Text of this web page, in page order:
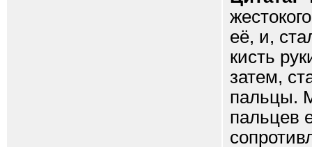
её, и,
кисть
затем,
пальцы.
пальцев